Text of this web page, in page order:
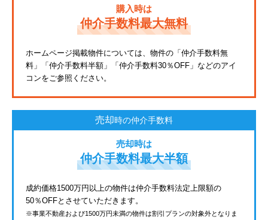
購入時は
仲介手数料最大無料
ホームページ掲載物件については、物件の「仲介手数料無
料」「仲介手数料半額」「仲介手数料30％OFF」などのアイ
コンをご参照ください。
売却時の仲介手数料
売却時は
仲介手数料最大半額
成約価格1500万円以上の物件は仲介手数料法定上限額の
50％OFFとさせていただきます。
※事業不動産および1500万円未満の物件は割引プランの対象外となりま